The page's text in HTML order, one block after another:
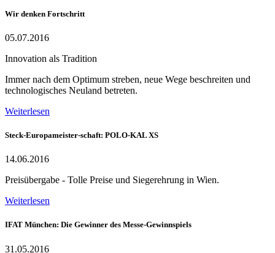
Wir denken Fortschritt
05.07.2016
Innovation als Tradition
Immer nach dem Optimum streben, neue Wege beschreiten und
technologisches Neuland betreten.
Weiterlesen
Steck-Europameister-schaft: POLO-KAL XS
14.06.2016
Preisübergabe - Tolle Preise und Siegerehrung in Wien.
Weiterlesen
IFAT München: Die Gewinner des Messe-Gewinnspiels
31.05.2016